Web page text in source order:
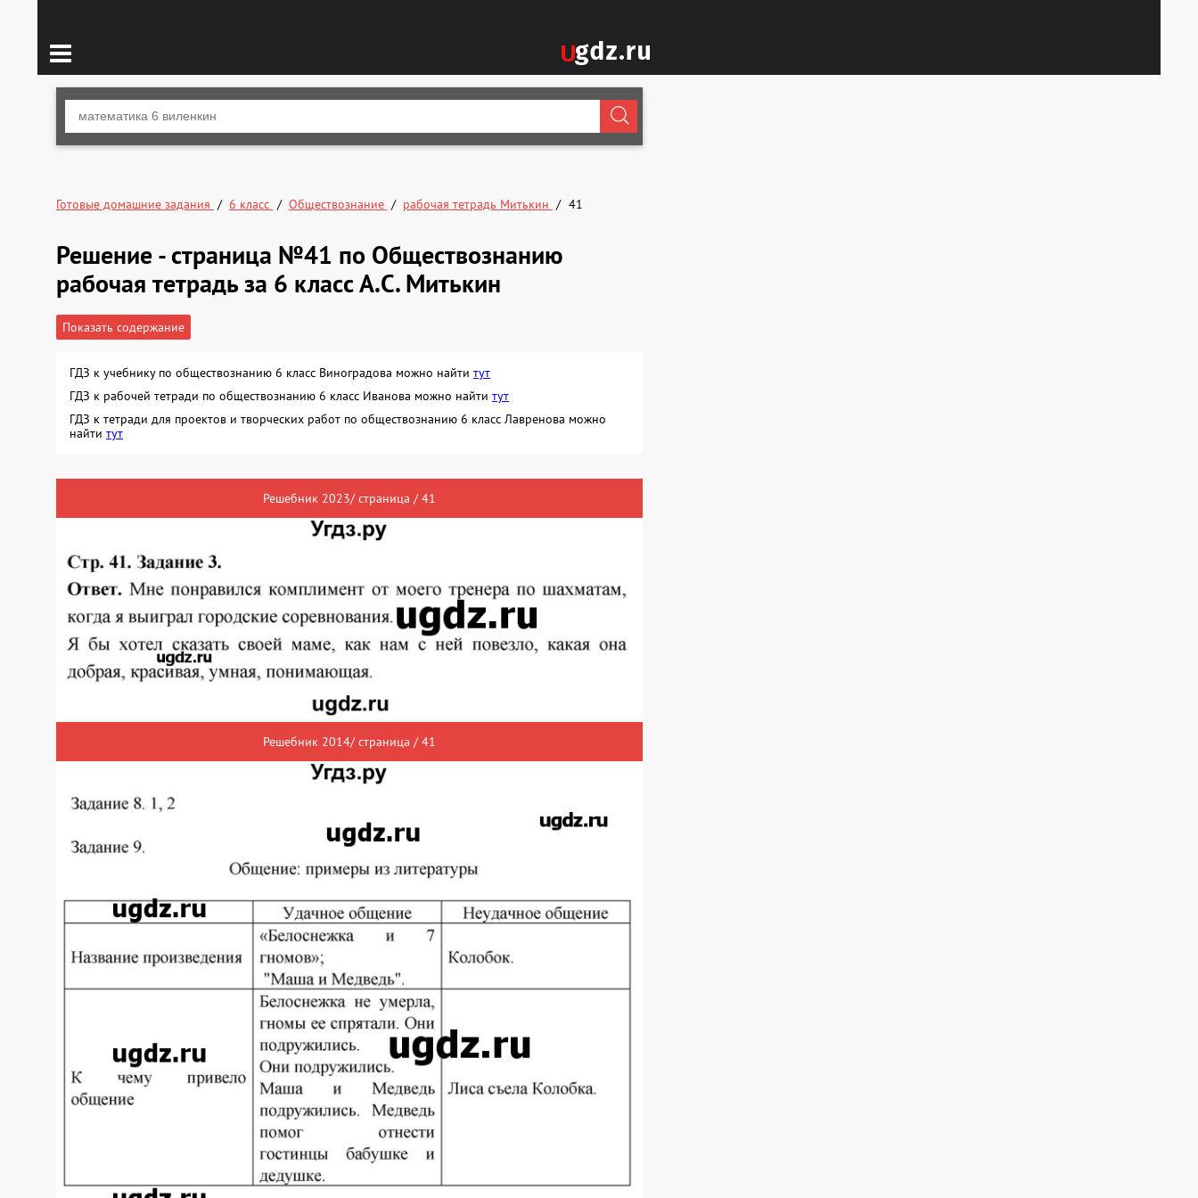
Готовые домашние задания 6 класс Обществознание рабочая тетрадь Митькин 41
Решение - страница №41 по Обществознанию
рабочая тетрадь за 6 класс А.С. Митькин
Показать содержание
ГДЗ к учебнику по обществознанию 6 класс Виноградова можно найти тут
ГДЗ к рабочей тетради по обществознанию 6 класс Иванова можно найти тут
ГДЗ к тетради для проектов и творческих работ по обществознанию 6 класс Лавренова можно
найти тут
Решебник 2023/ страница / 41
Решебник 2014/ страница / 41